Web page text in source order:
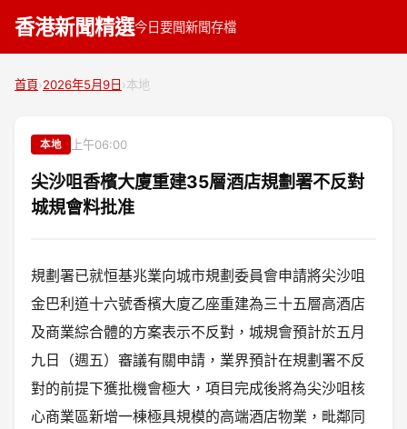
香港新聞精選今日要聞新聞存檔
首頁›2026年5月9日 ›本地
本地 上午06:00
尖沙咀香檳大廈重建35層酒店規劃署不反對
城規會料批准
規劃署已就恒基兆業向城市規劃委員會申請將尖沙咀
金巴利道十六號香檳大廈乙座重建為三十五層高酒店
及商業綜合體的方案表示不反對，城規會預計於五月
九日（週五）審議有關申請，業界預計在規劃署不反
對的前提下獲批機會極大，項目完成後將為尖沙咀核
心商業區新增一棟極具規模的高端酒店物業，毗鄰同